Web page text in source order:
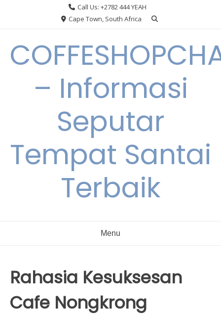
Call Us: +2782 444 YEAH
Cape Town, South Africa
– Informasi
Seputar
Tempat Santai
Terbaik
Menu
Rahasia Kesuksesan
Cafe Nongkrong